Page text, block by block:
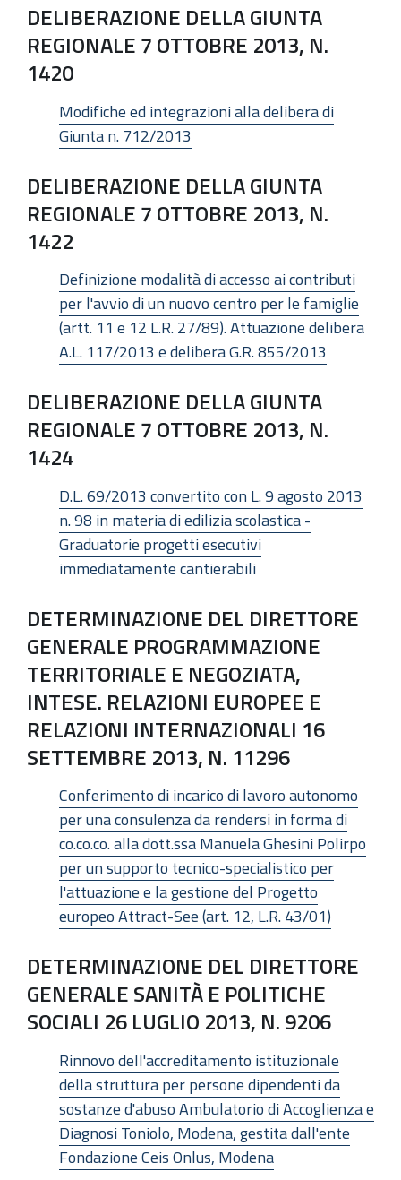
DELIBERAZIONE DELLA GIUNTA
REGIONALE 7 OTTOBRE 2013, N.
1420
Modifiche ed integrazioni alla delibera di
Giunta n. 712/2013
DELIBERAZIONE DELLA GIUNTA
REGIONALE 7 OTTOBRE 2013, N.
1422
Definizione modalità di accesso ai contributi
per l'avvio di un nuovo centro per le famiglie
(artt. 11 e 12 L.R. 27/89). Attuazione delibera
A.L. 117/2013 e delibera G.R. 855/2013
DELIBERAZIONE DELLA GIUNTA
REGIONALE 7 OTTOBRE 2013, N.
1424
D.L. 69/2013 convertito con L. 9 agosto 2013
n. 98 in materia di edilizia scolastica -
Graduatorie progetti esecutivi
immediatamente cantierabili
DETERMINAZIONE DEL DIRETTORE
GENERALE PROGRAMMAZIONE
TERRITORIALE E NEGOZIATA,
INTESE. RELAZIONI EUROPEE E
RELAZIONI INTERNAZIONALI 16
SETTEMBRE 2013, N. 11296
Conferimento di incarico di lavoro autonomo
per una consulenza da rendersi in forma di
co.co.co. alla dott.ssa Manuela Ghesini Polirpo
per un supporto tecnico-specialistico per
l'attuazione e la gestione del Progetto
europeo Attract-See (art. 12, L.R. 43/01)
DETERMINAZIONE DEL DIRETTORE
GENERALE SANITÀ E POLITICHE
SOCIALI 26 LUGLIO 2013, N. 9206
Rinnovo dell'accreditamento istituzionale
della struttura per persone dipendenti da
sostanze d'abuso Ambulatorio di Accoglienza e
Diagnosi Toniolo, Modena, gestita dall'ente
Fondazione Ceis Onlus, Modena